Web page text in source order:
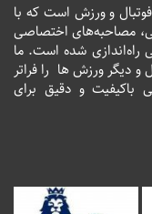
و ورزش است که با
مصاحبه‌های اختصاصی
راه‌اندازی شده است. ما
دیگر ورزش ها را فراتر
باکیفیت و دقیق برای